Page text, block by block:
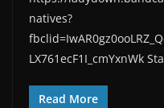
natives?
LX761ecF1I_cmYxnWk
Read More